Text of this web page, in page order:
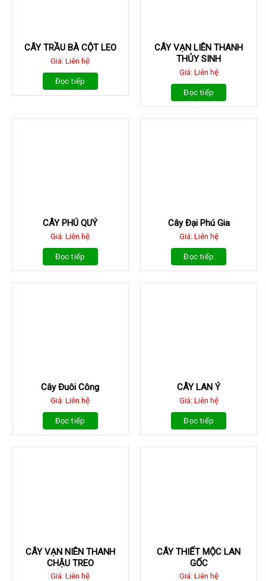
CÂY TRẦU BÀ CỘT LEO
Giá: Liên hệ
Đọc tiếp
CÂY VẠN LIÊN THANH
THỦY SINH
Giá: Liên hệ
Đọc tiếp
CÂY PHÚ QUÝ
Giá: Liên hệ
Đọc tiếp
Cây Đại Phú Gia
Giá: Liên hệ
Đọc tiếp
Cây Đuôi Công
Giá: Liên hệ
Đọc tiếp
CÂY LAN Ý
Giá: Liên hệ
Đọc tiếp
CÂY VẠN NIÊN THANH
CHẬU TREO
Giá: Liên hệ
CÂY THIẾT MỘC LAN
GỐC
Giá: Liên hệ